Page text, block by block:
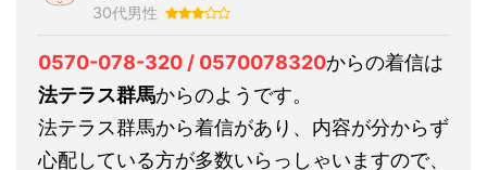
30代男性
0570-078-320 / 0570078320からの着信は
法テラス群馬からのようです。
法テラス群馬から着信があり、内容が分からず
心配している方が多数いらっしゃいますので、